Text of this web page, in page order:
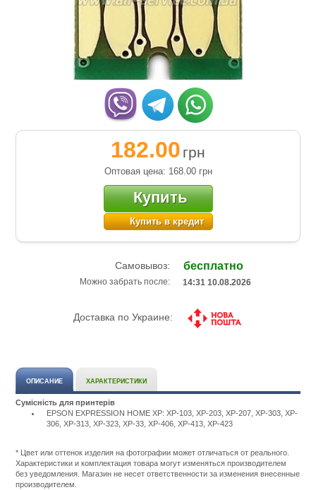
182.00 грн
Оптовая цена: 168.00 грн
Купить
Купить в кредит
Самовывоз: бесплатно
Можно забрать после: 14:31 10.08.2026
Доставка по Украине:
ОПИСАНИЕ ХАРАКТЕРИСТИКИ
Сумісність для принтерів
EPSON EXPRESSION HOME XP: XP-103, XP-203, XP-207, XP-303, XP-
306, XP-313, XP-323, XP-33, XP-406, XP-413, XP-423
chernila-
dlya-
kartridzhej-
* Цвет или оттенок изделия на фотографии может отличаться от реального.
Характеристики и комплектация товара могут изменяться производителем
без уведомления. Магазин не несет ответственности за изменения внесенные
производителем.